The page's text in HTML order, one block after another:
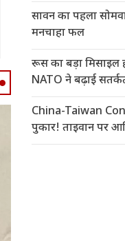
सावन का पहला
मनचाहा फल
रूस का बड़ा मिसाइल
NATO ने बढ़ाई
China-Taiwan
पुकार! ताइवान पर